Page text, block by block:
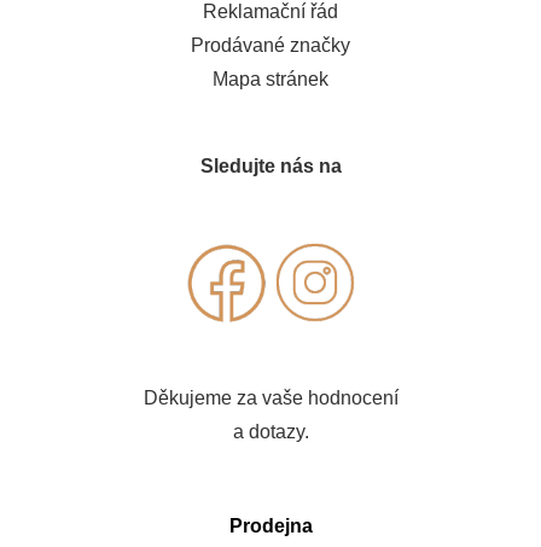
Reklamační řád
Prodávané značky
Mapa stránek
Sledujte nás na
Děkujeme za vaše hodnocení
a dotazy.
Prodejna